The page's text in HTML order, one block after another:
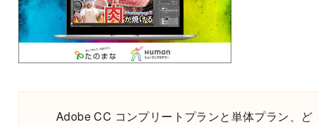
Adobe CC コンプリートプランと単体プラン、ど